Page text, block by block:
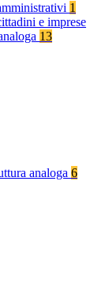
1
e imprese
13
analoga 6